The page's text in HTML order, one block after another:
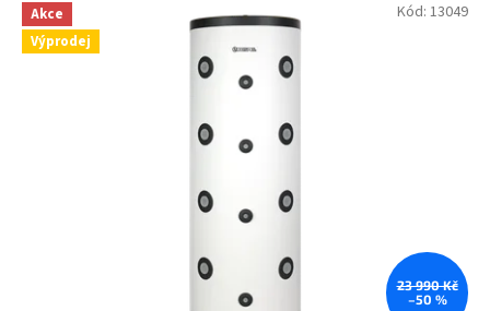
Akce
Výprodej
23 990 Kč
–50 %
Kód: 13049